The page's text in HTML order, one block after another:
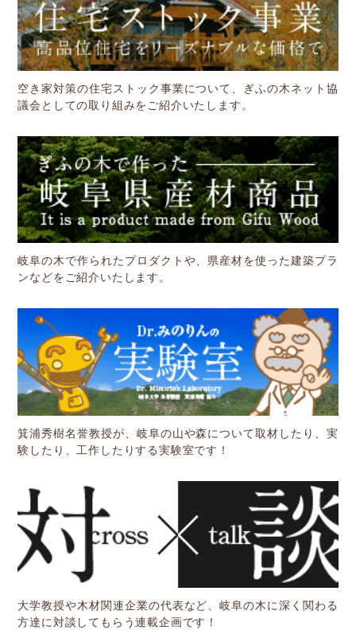
空き家対策の住宅ストック事業について、ぎふの木ネット協
議会としての取り組みをご紹介いたします。
岐阜の木で作られたプロダクトや、県産材を使った建築プラ
ンなどをご紹介いたします。
箕浦秀樹名誉教授が、岐阜の山や森について取材したり、実
験したり、工作したりする実験室です！
大学教授や木材関連企業の代表など、岐阜の木に深く関わる
方達に対談してもらう連載企画です！